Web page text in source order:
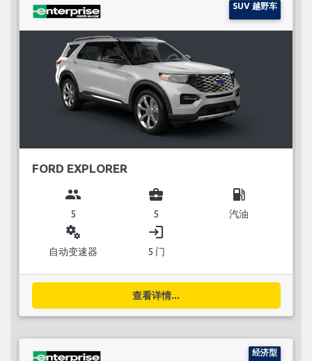
SUV 越野车
FORD EXPLORER
group
5
business_center
5
local_gas_station
汽油
miscellaneous_services
自动变速器
login
5 门
查看详情...
经济型